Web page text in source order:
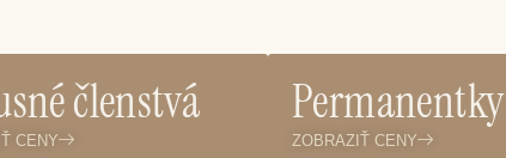
členstvá
CENY
Permanentky
ZOBRAZIŤ CENY